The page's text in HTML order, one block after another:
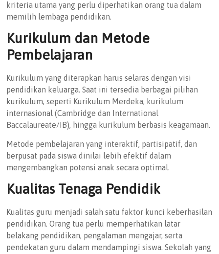
kriteria utama yang perlu diperhatikan orang tua dalam
memilih lembaga pendidikan.
Kurikulum dan Metode
Pembelajaran
Kurikulum yang diterapkan harus selaras dengan visi
pendidikan keluarga. Saat ini tersedia berbagai pilihan
kurikulum, seperti Kurikulum Merdeka, kurikulum
internasional (Cambridge dan International
Baccalaureate/IB), hingga kurikulum berbasis keagamaan.
Metode pembelajaran yang interaktif, partisipatif, dan
berpusat pada siswa dinilai lebih efektif dalam
mengembangkan potensi anak secara optimal.
Kualitas Tenaga Pendidik
Kualitas guru menjadi salah satu faktor kunci keberhasilan
pendidikan. Orang tua perlu memperhatikan latar
belakang pendidikan, pengalaman mengajar, serta
pendekatan guru dalam mendampingi siswa. Sekolah yang